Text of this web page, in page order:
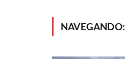
NAVEGANDO: